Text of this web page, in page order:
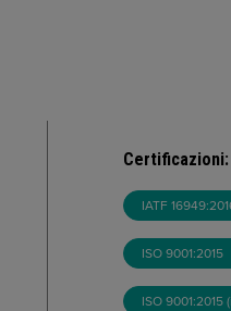
Certificazioni:
IATF
ISO 9001:2015
ISO 9001:2015